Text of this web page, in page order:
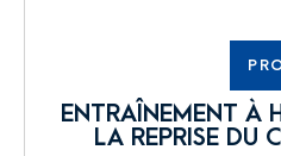
ENTRAÎNEMENT À
LA REPRISE DU